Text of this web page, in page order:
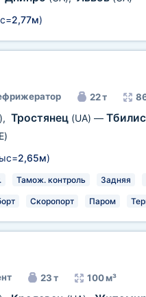
2,77м)
22 т
, Тростянец (UA) —
2,65м)
Тамож. контроль Задняя
Скоропорт Паром
23 т 100 м³